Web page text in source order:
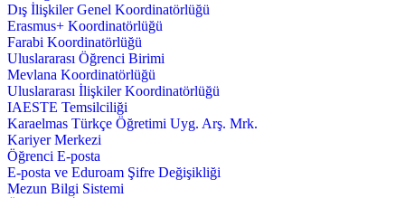
Dış İlişkiler Genel Koordinatörlüğü
Erasmus+ Koordinatörlüğü
Farabi Koordinatörlüğü
Uluslararası Öğrenci Birimi
Mevlana Koordinatörlüğü
Uluslararası İlişkiler Koordinatörlüğü
IAESTE Temsilciliği
Karaelmas Türkçe Öğretimi Uyg. Arş. Mrk.
Kariyer Merkezi
Öğrenci E-posta
E-posta ve Eduroam Şifre Değişikliği
Mezun Bilgi Sistemi